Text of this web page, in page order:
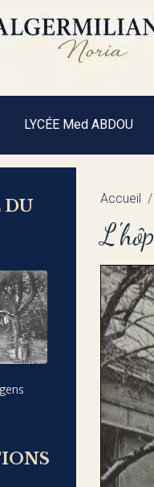
LYCÉE Med ABDOU
Accueil
DU